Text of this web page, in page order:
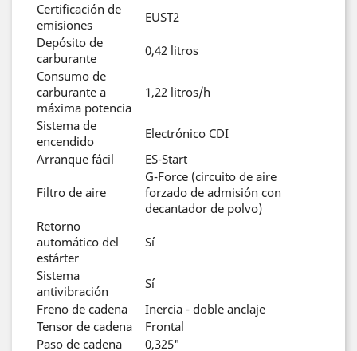
Certificación de
emisiones
EUST2
Depósito de
carburante
0,42 litros
Consumo de
carburante a
máxima potencia
1,22 litros/h
Sistema de
encendido
Electrónico CDI
Arranque fácil
ES-Start
Filtro de aire
G-Force (circuito de aire
forzado de admisión con
decantador de polvo)
Retorno
automático del
estárter
Sí
Sistema
antivibración
Sí
Freno de cadena
Inercia - doble anclaje
Tensor de cadena
Frontal
Paso de cadena
0,325"